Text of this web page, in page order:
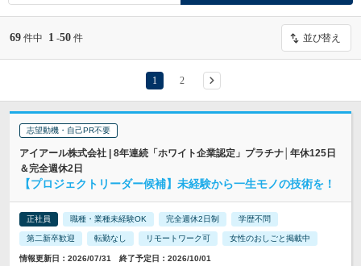
69 件中 1 -50 件 並び替え
1 2
志望動機・自己PR不要
アイアール株式会社 | 8年連続「ホワイト企業認定」プラチナ│年休125日
＆完全週休2日
【プロジェクトリーダー候補】未経験から一生モノの技術を！
正社員 職種・業種未経験OK 完全週休2日制 学歴不問
第二新卒歓迎 転勤なし リモートワーク可 女性のおしごと掲載中
情報更新日：2026/07/31 終了予定日：2026/10/01